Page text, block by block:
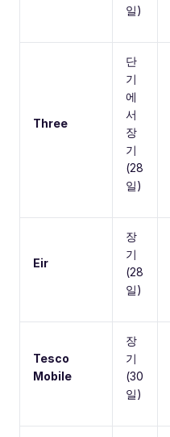
일)
Three
단
기
에
서
장
기
(28
일)
Eir
장
기
(28
일)
Tesco
Mobile
장
기
(30
일)